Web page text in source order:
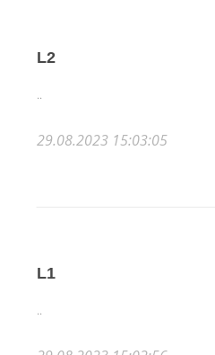
L2
..
29.08.2023 15:03:05
L1
..